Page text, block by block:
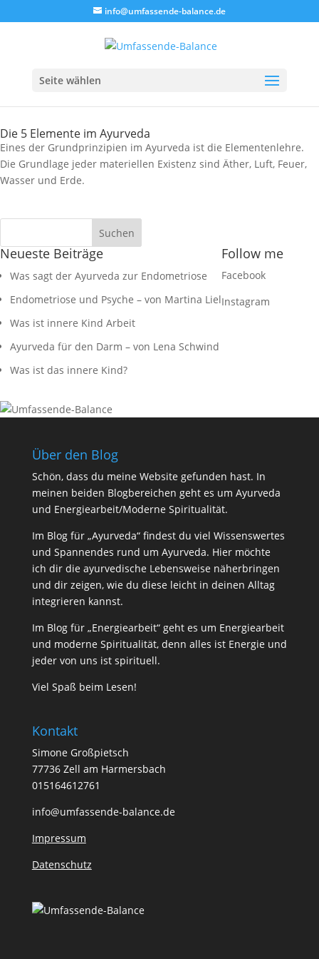
info@umfassende-balance.de
Seite wählen
Die 5 Elemente im Ayurveda
Eines der Grundprinzipien im Ayurveda ist die Elementenlehre.
Die Grundlage jeder materiellen Existenz sind Äther, Luft, Feuer,
Wasser und Erde.
Neueste Beiträge
Was sagt der Ayurveda zur Endometriose
Endometriose und Psyche – von Martina Liel
Was ist innere Kind Arbeit
Ayurveda für den Darm – von Lena Schwind
Was ist das innere Kind?
Follow me
Facebook
Instagram
Über den Blog
Schön, dass du meine Website gefunden hast. In
meinen beiden Blogbereichen geht es um Ayurveda
und Energiearbeit/Moderne Spiritualität.
Im Blog für „Ayurveda“ findest du viel Wissenswertes
und Spannendes rund um Ayurveda. Hier möchte
ich dir die ayurvedische Lebensweise näherbringen
und dir zeigen, wie du diese leicht in deinen Alltag
integrieren kannst.
Im Blog für „Energiearbeit“ geht es um Energiearbeit
und moderne Spiritualität, denn alles ist Energie und
jeder von uns ist spirituell.
Viel Spaß beim Lesen!
Kontakt
Simone Großpietsch
77736 Zell am Harmersbach
015164612761
info@umfassende-balance.de
Impressum
Datenschutz